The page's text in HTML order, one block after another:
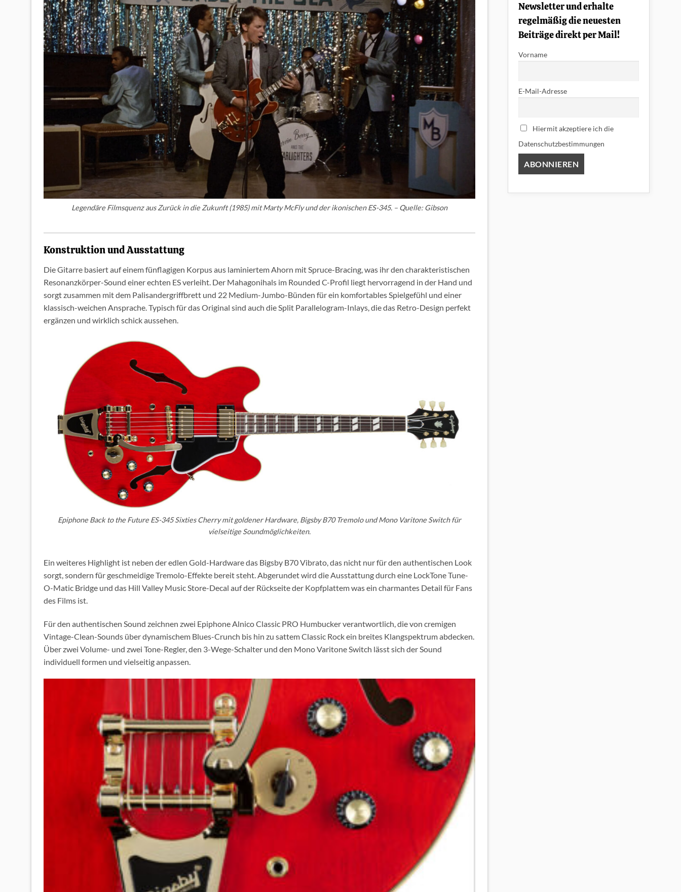
Legendäre Filmsquenz ausZurück in die Zukunft(1985) mit Marty McFly und der ikonischen ES-345. – Quelle: Gibson
Konstruktion und Ausstattung
Die Gitarre basiert auf einem fünflagigen Korpus aus laminiertem Ahorn mit Spruce-Bracing, was ihr den charakteristischen
Resonanzkörper-Sound einer echten ES verleiht. Der Mahagonihals im Rounded C-Profil liegt hervorragend in der Hand und
sorgt zusammen mit dem Palisandergriffbrett und 22 Medium-Jumbo-Bünden für ein komfortables Spielgefühl und einer
klassisch-weichen Ansprache. Typisch für das Original sind auch die Split Parallelogram-Inlays, die das Retro-Design perfekt
ergänzen und wirklich schick aussehen.
Epiphone Back to the Future ES-345 Sixties Cherry mit goldener Hardware, Bigsby B70 Tremolo und Mono Varitone Switch für
vielseitige Soundmöglichkeiten.
Ein weiteres Highlight ist neben der edlen Gold-Hardware das Bigsby B70 Vibrato, das nicht nur für den authentischen Look
sorgt, sondern für geschmeidige Tremolo-Effekte bereit steht. Abgerundet wird die Ausstattung durch eine LockTone Tune-
O-Matic Bridge und das Hill Valley Music Store-Decal auf der Rückseite der Kopfplattem was ein charmantes Detail für Fans
des Films ist.
Für den authentischen Sound zeichnen zwei Epiphone Alnico Classic PRO Humbucker verantwortlich, die von cremigen
Vintage-Clean-Sounds über dynamischem Blues-Crunch bis hin zu sattem Classic Rock ein breites Klangspektrum abdecken.
Über zwei Volume- und zwei Tone-Regler, den 3-Wege-Schalter und den Mono Varitone Switch lässt sich der Sound
individuell formen und vielseitig anpassen.
Newsletter und erhalte
regelmäßig die neuesten
Beiträge direkt per Mail!
Vorname
E-Mail-Adresse
Hiermit akzeptiere ich die
Datenschutzbestimmungen